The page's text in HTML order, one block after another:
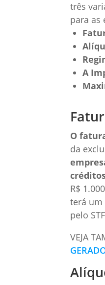
três
para as
A
O
da
R$
terá um
pelo
VEJA